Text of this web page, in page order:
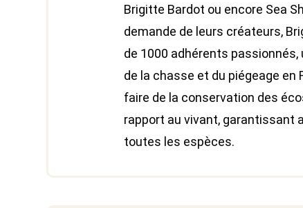
Brigitte Bardot ou encore Sea
demande de leurs créateurs,
de 1000 adhérents passionnés,
de la chasse et du piégeage
faire de la conservation des
rapport au vivant, garantissant
toutes les espèces.